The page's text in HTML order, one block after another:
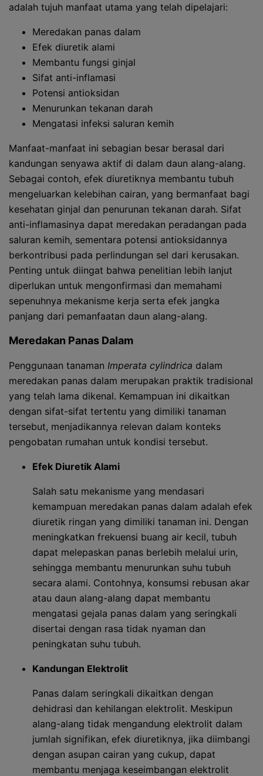
adalah tujuh manfaat utama yang telah dipelajari:
Meredakan panas dalam
Efek diuretik alami
Membantu fungsi ginjal
Sifat anti-inflamasi
Potensi antioksidan
Menurunkan tekanan darah
Mengatasi infeksi saluran kemih
Manfaat-manfaat ini sebagian besar berasal dari
kandungan senyawa aktif di dalam daun alang-alang.
Sebagai contoh, efek diuretiknya membantu tubuh
mengeluarkan kelebihan cairan, yang bermanfaat bagi
kesehatan ginjal dan penurunan tekanan darah. Sifat
anti-inflamasinya dapat meredakan peradangan pada
saluran kemih, sementara potensi antioksidannya
berkontribusi pada perlindungan sel dari kerusakan.
Penting untuk diingat bahwa penelitian lebih lanjut
diperlukan untuk mengonfirmasi dan memahami
sepenuhnya mekanisme kerja serta efek jangka
panjang dari pemanfaatan daun alang-alang.
Meredakan Panas Dalam
Penggunaan tanaman Imperata cylindrica dalam
meredakan panas dalam merupakan praktik tradisional
yang telah lama dikenal. Kemampuan ini dikaitkan
dengan sifat-sifat tertentu yang dimiliki tanaman
tersebut, menjadikannya relevan dalam konteks
pengobatan rumahan untuk kondisi tersebut.
Efek Diuretik Alami
Salah satu mekanisme yang mendasari
kemampuan meredakan panas dalam adalah efek
diuretik ringan yang dimiliki tanaman ini. Dengan
meningkatkan frekuensi buang air kecil, tubuh
dapat melepaskan panas berlebih melalui urin,
sehingga membantu menurunkan suhu tubuh
secara alami. Contohnya, konsumsi rebusan akar
atau daun alang-alang dapat membantu
mengatasi gejala panas dalam yang seringkali
disertai dengan rasa tidak nyaman dan
peningkatan suhu tubuh.
Kandungan Elektrolit
Panas dalam seringkali dikaitkan dengan
dehidrasi dan kehilangan elektrolit. Meskipun
alang-alang tidak mengandung elektrolit dalam
jumlah signifikan, efek diuretiknya, jika diimbangi
dengan asupan cairan yang cukup, dapat
membantu menjaga keseimbangan elektrolit